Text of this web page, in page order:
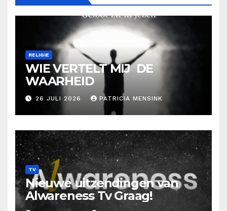
RELIGIE
WIE VERTELT MIJ DE
WAARHEID
26 JULI 2026 PATRICIA MENSINK
TV
Nieuwe uitzendingen van
Alwareness Tv Graag!